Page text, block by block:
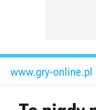
www.gry-online.pl